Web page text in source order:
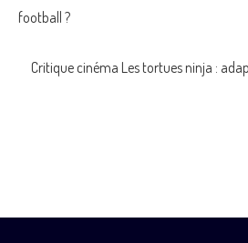
football ?
Critique cinéma Les tortues ninja :